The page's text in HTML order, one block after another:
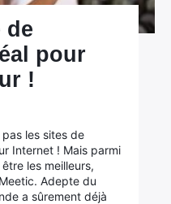
de
pour
!
les sites de
Internet ! Mais parmi
les meilleurs,
Adepte du
a sûrement déjà